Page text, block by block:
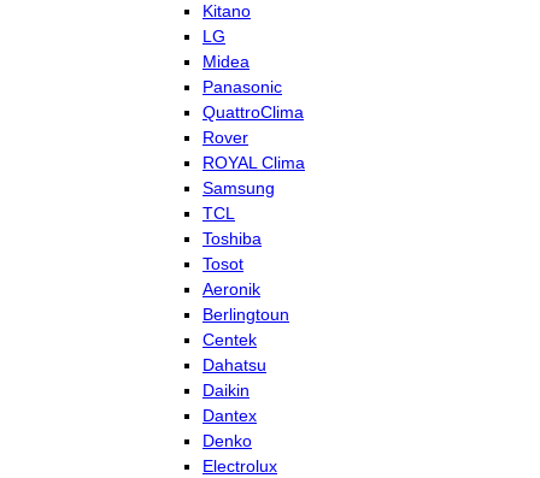
Kitano
LG
Midea
Panasonic
QuattroClima
Rover
ROYAL Clima
Samsung
TCL
Toshiba
Tosot
Aeronik
Berlingtoun
Centek
Dahatsu
Daikin
Dantex
Denko
Electrolux